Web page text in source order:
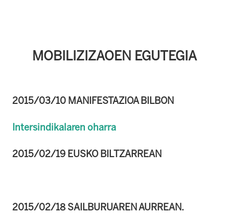
MOBILIZIZAOEN EGUTEGIA
2015/03/10 MANIFESTAZIOA BILBON
Intersindikalaren oharra
2015/02/19 EUSKO BILTZARREAN
2015/02/18 SAILBURUAREN AURREAN.